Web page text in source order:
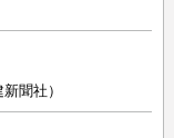
聞社）